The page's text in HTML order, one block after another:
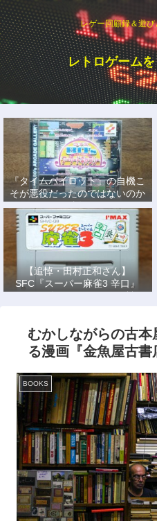
レゲー回顧録＆遊び
レトロゲーム
『タイムパイロット』の自機こ
そが悪役だったのではないのか
説
【追悼・田村正和さん】
SFC『スーパー麻雀3 辛口』
で、あの名優になりきって戦っ
むかしながらの古
る漫画『金魚屋古書
BOOKS